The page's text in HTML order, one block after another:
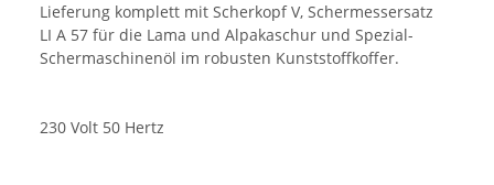
Lieferung komplett mit Scherkopf V, Schermessersatz
LI A 57 für die Lama und Alpakaschur und Spezial-
Schermaschinenöl im robusten Kunststoffkoffer.
230 Volt 50 Hertz